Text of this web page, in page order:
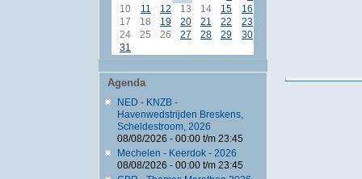
10
11 12 13 14 15
16
17
18 19 20 21 22
23
24
25 26 27 28 29
30
31
Agenda
NED - KNZB -
Havenwedstrijden Breskens,
Scheldestroom, 2026
08/08/2026 - 00:00t/m 23:45
Mechelen - Keerdok - 2026
08/08/2026 - 00:00t/m 23:45